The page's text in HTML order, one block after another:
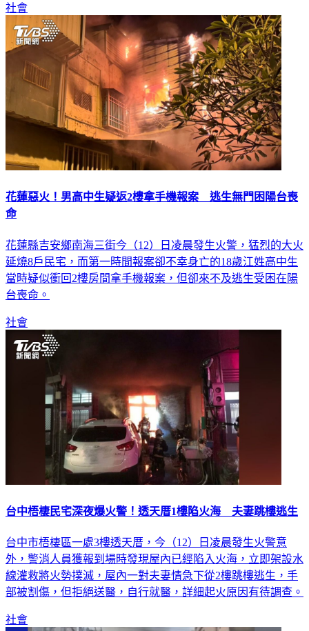
社會
花蓮惡火！男高中生疑返2樓拿手機報案 逃生無門困陽台喪
命
花蓮縣吉安鄉南海三街今（12）日凌晨發生火警，猛烈的大火
延燒8戶民宅，而第一時間報案卻不幸身亡的18歲江姓高中生
當時疑似衝回2樓房間拿手機報案，但卻來不及逃生受困在陽
台喪命。
社會
台中梧棲民宅深夜爆火警！透天厝1樓陷火海 夫妻跳樓逃生
台中市梧棲區一處3樓透天厝，今（12）日凌晨發生火警意
外，警消人員獲報到場時發現屋內已經陷入火海，立即架設水
線灌救將火勢撲滅，屋內一對夫妻情急下從2樓跳樓逃生，手
部被割傷，但拒絕送醫，自行就醫，詳細起火原因有待調查。
社會